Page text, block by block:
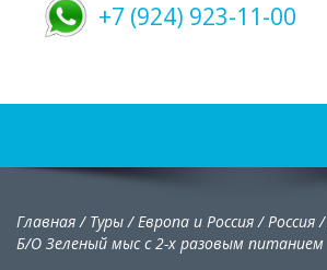
+7 (924) 923-11-00
Главная/ Туры/Европа и Россия/Россия/
Б/О Зеленый мыс с 2-х разовым питанием